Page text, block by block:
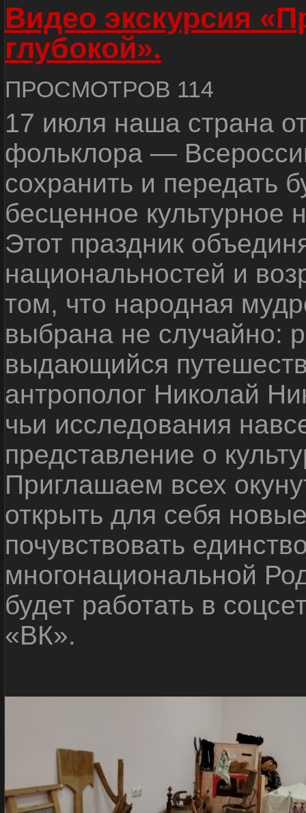
Видео экскурсия
глубокой».
ПРОСМОТРОВ 114
17 июля наша страна
фольклора —
сохранить и передать
бесценное культурное
Этот праздник
национальностей и
том, что народная
выбрана не случайно:
выдающийся
антрополог Николай
чьи исследования
представление о
Приглашаем всех
открыть для себя
почувствовать
многонациональной
будет работать в
«ВК».